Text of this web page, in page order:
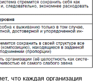
что каждая организация